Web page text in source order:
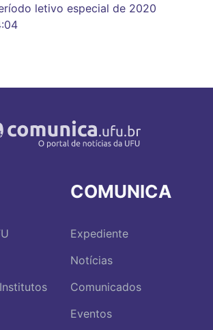
letivo especial de 2020
COMUNICA
Expediente
Notícias
Comunicados
Eventos